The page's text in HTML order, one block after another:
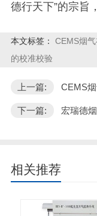
德行天下”的宗旨
本文标签： CEMS烟
的校准校验
上一篇: CEMS
下一篇: 宏瑞德
相关推荐